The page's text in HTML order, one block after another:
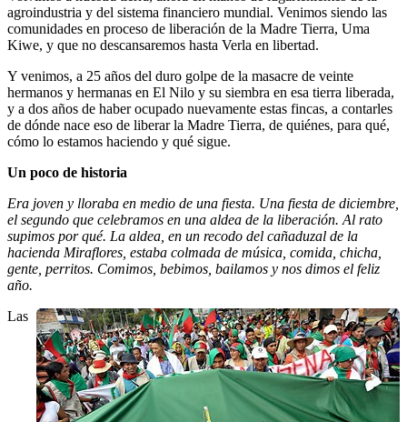
agroindustria y del sistema financiero mundial. Venimos siendo las
comunidades en proceso de liberación de la Madre Tierra, Uma
Kiwe, y que no descansaremos hasta Verla en libertad.
Y venimos, a 25 años del duro golpe de la masacre de veinte
hermanos y hermanas en El Nilo y su siembra en esa tierra liberada,
y a dos años de haber ocupado nuevamente estas fincas, a contarles
de dónde nace eso de liberar la Madre Tierra, de quiénes, para qué,
cómo lo estamos haciendo y qué sigue.
Un poco de historia
Era joven y lloraba en medio de una fiesta. Una fiesta de diciembre,
el segundo que celebramos en una aldea de la liberación. Al rato
supimos por qué. La aldea, en un recodo del cañaduzal de la
hacienda Miraflores, estaba colmada de música, comida, chicha,
gente, perritos. Comimos, bebimos, bailamos y nos dimos el feliz
año.
Las